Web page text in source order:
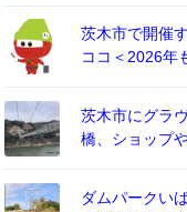
茨木市で開催
ココ＜2026年
茨木市にグラ
橋、ショップ
ダムパークい